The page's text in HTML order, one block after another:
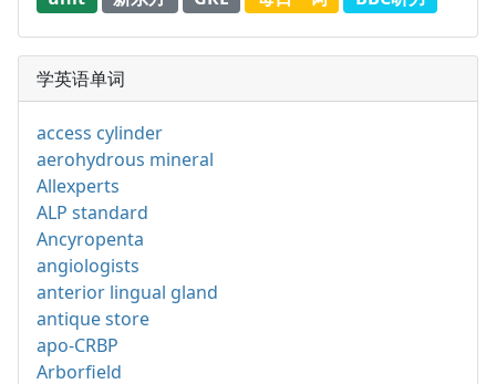
学英语单词
access cylinder
aerohydrous mineral
Allexperts
ALP standard
Ancyropenta
angiologists
anterior lingual gland
antique store
apo-CRBP
Arborfield